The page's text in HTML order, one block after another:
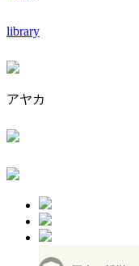
library
アヤカ